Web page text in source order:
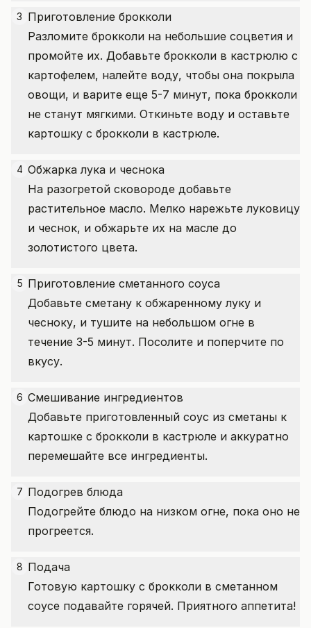
3 Приготовление брокколи
Разломите брокколи на небольшие соцветия и
промойте их. Добавьте брокколи в кастрюлю с
картофелем, налейте воду, чтобы она покрыла
овощи, и варите еще 5-7 минут, пока брокколи
не станут мягкими. Откиньте воду и оставьте
картошку с брокколи в кастрюле.
4 Обжарка лука и чеснока
На разогретой сковороде добавьте
растительное масло. Мелко нарежьте луковицу
и чеснок, и обжарьте их на масле до
золотистого цвета.
5 Приготовление сметанного соуса
Добавьте сметану к обжаренному луку и
чесноку, и тушите на небольшом огне в
течение 3-5 минут. Посолите и поперчите по
вкусу.
6 Смешивание ингредиентов
Добавьте приготовленный соус из сметаны к
картошке с брокколи в кастрюле и аккуратно
перемешайте все ингредиенты.
7 Подогрев блюда
Подогрейте блюдо на низком огне, пока оно не
прогреется.
8 Подача
Готовую картошку с брокколи в сметанном
соусе подавайте горячей. Приятного аппетита!